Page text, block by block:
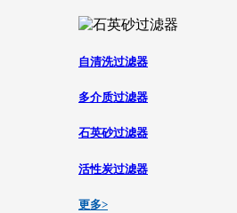
自清洗过滤器
多介质过滤器
石英砂过滤器
活性炭过滤器
更多>